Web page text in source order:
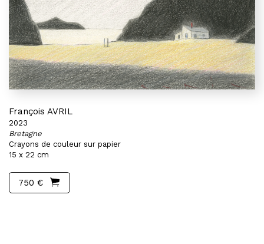
François AVRIL
2023
Bretagne
Crayons de couleur sur papier
15 x 22 cm
750 €